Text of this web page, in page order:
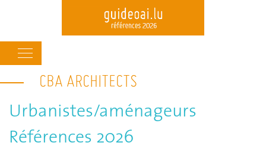
Skip
to
content
navigation
CBA ARCHITECTS
Urbanistes/aménageurs
Références 2026